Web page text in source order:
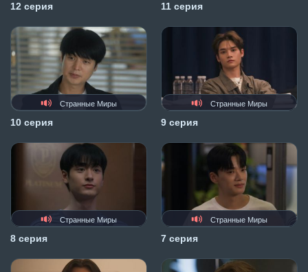
12 серия 11 серия
Странные Миры
10 серия
Странные Миры
9 серия
Странные Миры
8 серия
Странные Миры
7 серия